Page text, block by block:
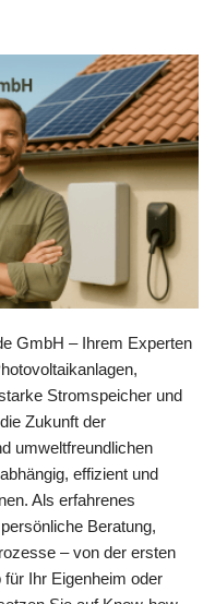
GmbH – Ihrem Experten
Stromspeicher und
Zukunft der
umweltfreundlichen
effizient und
Als erfahrenes
Beratung,
– von der ersten
Ihr Eigenheim oder